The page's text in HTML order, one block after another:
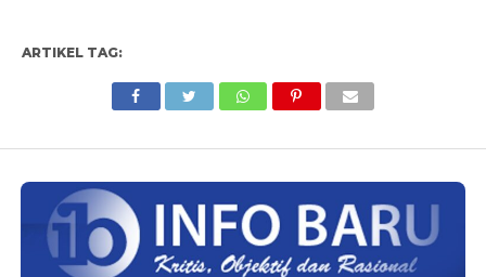
ARTIKEL TAG: